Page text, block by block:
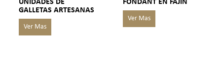
UNIDADES DE
GALLETAS ARTESANAS
FONDANT EN FAJÍN